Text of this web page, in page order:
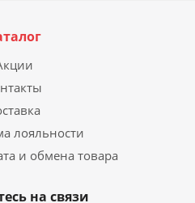
лояльности
и обмена товара
на связи